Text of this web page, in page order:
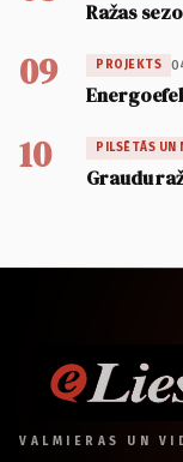
Ražas
09 PROJEKTS
10 PILSĒTĀS UN
Graudu
VALMIERAS UN